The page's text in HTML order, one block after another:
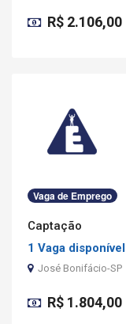
R$ 2.106,00
Vaga de Emprego
Captação
1 Vaga disponível
José Bonifácio-SP
R$ 1.804,00